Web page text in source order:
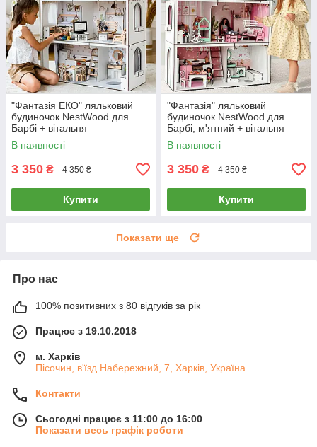
"Фантазія ЕКО" ляльковий
будиночок NestWood для
Барбі + вітальня
В наявності
3 350 ₴ 4 350 ₴
Купити
"Фантазія" ляльковий
будиночок NestWood для
Барбі, м'ятний + вітальня
В наявності
3 350 ₴ 4 350 ₴
Купити
Показати ще
Про нас
100% позитивних з 80 відгуків за рік
Працює з 19.10.2018
м. Харків
Пісочин, в'їзд Набережний, 7, Харків, Україна
Контакти
Сьогодні працює з 11:00 до 16:00
Показати весь графік роботи